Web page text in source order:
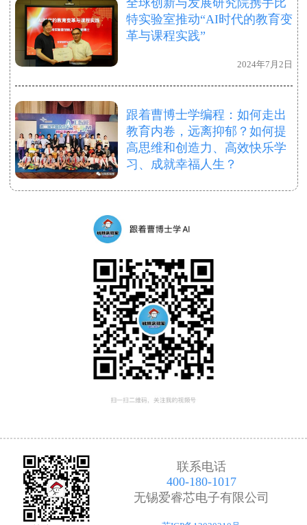
全球创新与发展研究院携手比
特实验室推动“AI时代的教育变
革与课程实践”
2024年7月2日
跟着曹博士学编程：如何走出
教育内卷，远离抑郁？如何提
高思维和创造力、高效快乐学
习、成就幸福人生？
联系电话
400-180-1017
无锡爱睿芯电子有限公司